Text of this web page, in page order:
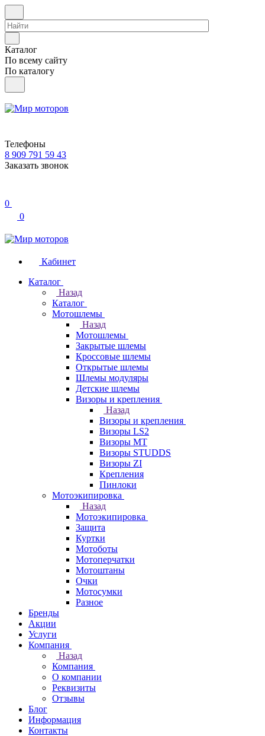
Каталог
По всему сайту
По каталогу
Телефоны
8 909 791 59 43
Заказать звонок
0
0
Кабинет
Каталог
Назад
Каталог
Мотошлемы
Назад
Мотошлемы
Закрытые шлемы
Кроссовые шлемы
Открытые шлемы
Шлемы модуляры
Детские шлемы
Визоры и крепления
Назад
Визоры и крепления
Визоры LS2
Визоры MT
Визоры STUDDS
Визоры ZI
Крепления
Пинлоки
Мотоэкипировка
Назад
Мотоэкипировка
Защита
Куртки
Мотоботы
Мотоперчатки
Мотоштаны
Очки
Мотосумки
Разное
Бренды
Акции
Услуги
Компания
Назад
Компания
О компании
Реквизиты
Отзывы
Блог
Информация
Контакты